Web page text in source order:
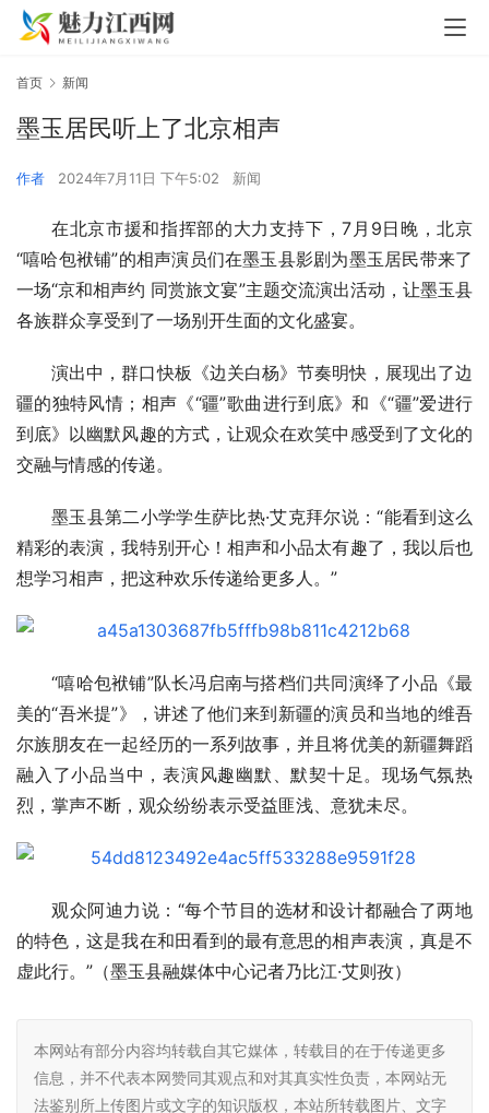
首页 新闻
墨玉居民听上了北京相声
作者 2024年7月11日 下午5:02 新闻
在北京市援和指挥部的大力支持下，7月9日晚，北京
“嘻哈包袱铺”的相声演员们在墨玉县影剧为墨玉居民带来了
一场“京和相声约 同赏旅文宴”主题交流演出活动，让墨玉县
各族群众享受到了一场别开生面的文化盛宴。
演出中，群口快板《边关白杨》节奏明快，展现出了边
疆的独特风情；相声《“疆”歌曲进行到底》和《“疆”爱进行
到底》以幽默风趣的方式，让观众在欢笑中感受到了文化的
交融与情感的传递。
墨玉县第二小学学生萨比热·艾克拜尔说：“能看到这么
精彩的表演，我特别开心！相声和小品太有趣了，我以后也
想学习相声，把这种欢乐传递给更多人。”
“嘻哈包袱铺”队长冯启南与搭档们共同演绎了小品《最
美的“吾米提”》，讲述了他们来到新疆的演员和当地的维吾
尔族朋友在一起经历的一系列故事，并且将优美的新疆舞蹈
融入了小品当中，表演风趣幽默、默契十足。现场气氛热
烈，掌声不断，观众纷纷表示受益匪浅、意犹未尽。
观众阿迪力说：“每个节目的选材和设计都融合了两地
的特色，这是我在和田看到的最有意思的相声表演，真是不
虚此行。”（墨玉县融媒体中心记者乃比江·艾则孜）
本网站有部分内容均转载自其它媒体，转载目的在于传递更多
信息，并不代表本网赞同其观点和对其真实性负责，本网站无
法鉴别所上传图片或文字的知识版权，本站所转载图片、文字